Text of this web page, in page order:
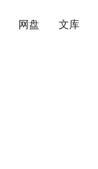
网盘 文库